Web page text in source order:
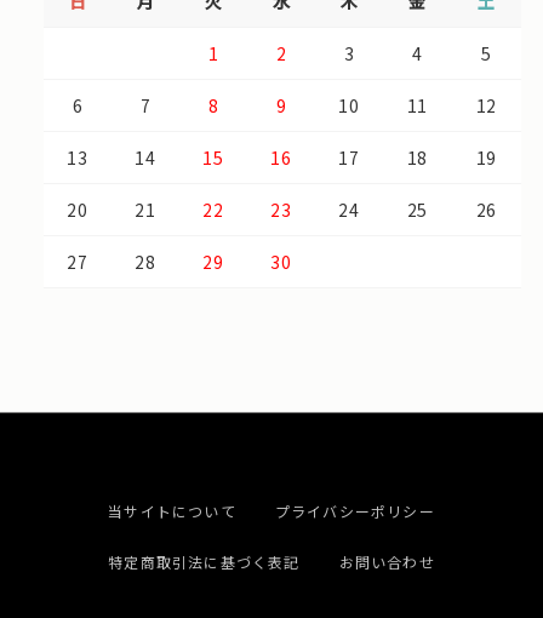
1 2 3 4 5
6 7 8 9 10 11 12
13 14 15 16 17 18 19
20 21 22 23 24 25 26
27 28 29 30
当サイトについて プライバシーポリシー
特定商取引法に基づく表記 お問い合わせ